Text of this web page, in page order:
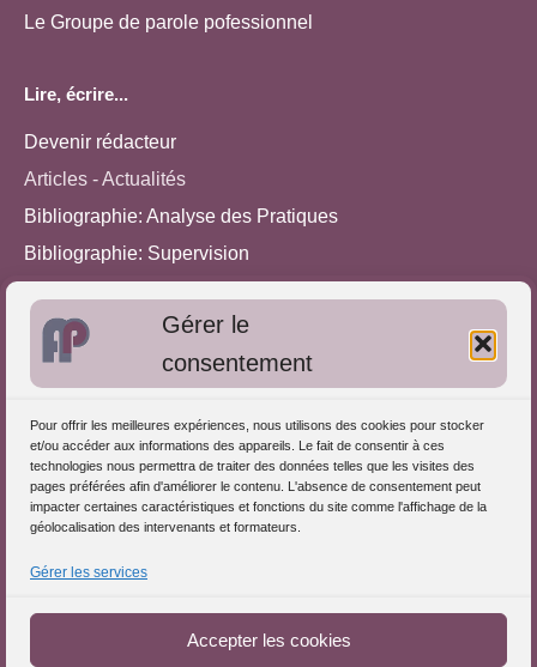
Gérer le
consentement
Pour offrir les meilleures expériences, nous utilisons des cookies pour stocker
et/ou accéder aux informations des appareils. Le fait de consentir à ces
technologies nous permettra de traiter des données telles que les visites des
pages préférées afin d'améliorer le contenu. L'absence de consentement peut
impacter certaines caractéristiques et fonctions du site comme l'affichage de la
géolocalisation des intervenants et formateurs.
Gérer les services
Accepter les cookies
Le Groupe de parole pofessionnel
Lire, écrire...
Devenir rédacteur
Articles - Actualités
Bibliographie: Analyse des Pratiques
Bibliographie: Supervision
Approches de l'Analyse des pratiques
S'inscrire dans l'Annuaire
Publiez vos formations
Charte déontologique